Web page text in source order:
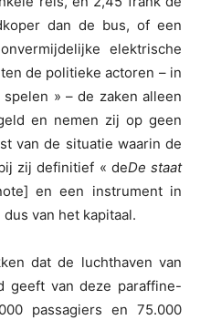
dan de bus, of een
elektrische
de politieke actoren – in
» – de zaken alleen
en nemen zij op geen
van de situatie waarin de
zij definitief « deDe staat
en een instrument in
van het kapitaal.
dat de luchthaven van
geeft van deze paraffine-
passagiers en 75.000